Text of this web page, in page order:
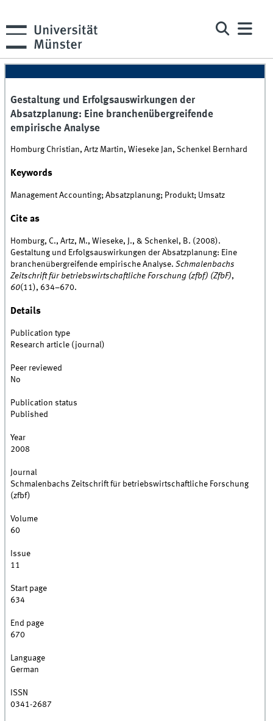
Gestaltung und Erfolgsauswirkungen der
Absatzplanung: Eine branchenübergreifende
empirische Analyse
Homburg Christian, Artz Martin, Wieseke Jan, Schenkel Bernhard
Keywords
Management Accounting; Absatzplanung; Produkt; Umsatz
Cite as
Homburg, C., Artz, M., Wieseke, J., & Schenkel, B. (2008).
Gestaltung und Erfolgsauswirkungen der Absatzplanung: Eine
branchenübergreifende empirische Analyse.Schmalenbachs
Zeitschrift für betriebswirtschaftliche Forschung (zfbf) (ZfbF),
60(11), 634–670.
Details
Publication type
Research article (journal)
Peer reviewed
No
Publication status
Published
Year
2008
Journal
Schmalenbachs Zeitschrift für betriebswirtschaftliche Forschung
(zfbf)
Volume
60
Issue
11
Start page
634
End page
670
Language
German
ISSN
0341-2687